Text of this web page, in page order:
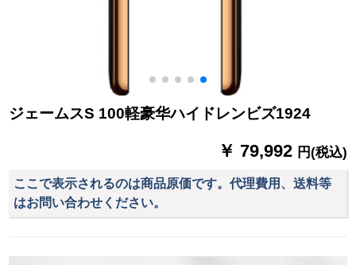
ジェームスS 100軽豪华ハイドレンビズ1924
￥ 79,992 円(税込)
ここで表示されるのは商品原価です。代理費用、送料等
はお問い合わせください。